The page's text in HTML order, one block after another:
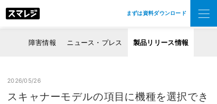
まずは資料ダウンロード
障害情報 ニュース・プレス 製品リリース情報
2026/05/26
スキャナーモデルの項目に機種を選択でき